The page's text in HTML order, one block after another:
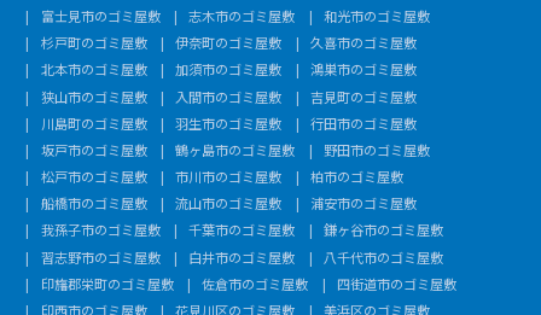
富士見市のゴミ屋敷
志木市のゴミ屋敷
和光市のゴミ屋敷
杉戸町のゴミ屋敷
伊奈町のゴミ屋敷
久喜市のゴミ屋敷
北本市のゴミ屋敷
加須市のゴミ屋敷
鴻巣市のゴミ屋敷
狭山市のゴミ屋敷
入間市のゴミ屋敷
吉見町のゴミ屋敷
川島町のゴミ屋敷
羽生市のゴミ屋敷
行田市のゴミ屋敷
坂戸市のゴミ屋敷
鶴ヶ島市のゴミ屋敷
野田市のゴミ屋敷
松戸市のゴミ屋敷
市川市のゴミ屋敷
柏市のゴミ屋敷
船橋市のゴミ屋敷
流山市のゴミ屋敷
浦安市のゴミ屋敷
我孫子市のゴミ屋敷
千葉市のゴミ屋敷
鎌ヶ谷市のゴミ屋敷
習志野市のゴミ屋敷
白井市のゴミ屋敷
八千代市のゴミ屋敷
印旛郡栄町のゴミ屋敷
佐倉市のゴミ屋敷
四街道市のゴミ屋敷
印西市のゴミ屋敷
花見川区のゴミ屋敷
美浜区のゴミ屋敷